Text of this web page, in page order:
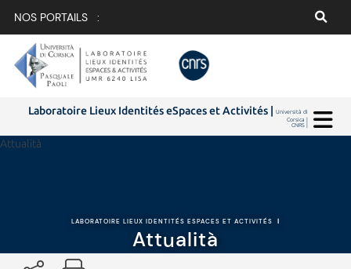
NOS PORTAILS :
Laboratoire Lieux Identités eSpaces et Activités |Università di
Corsica |
CNRS |
Attualità
LABORATOIRE LIEUX IDENTITÉS ESPACES ET ACTIVITÉS |
Attualità